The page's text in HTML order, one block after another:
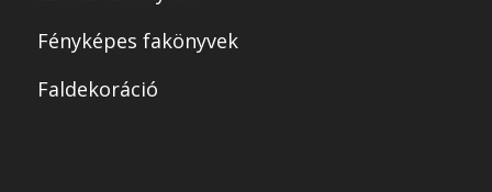
Fényképes fakönyvek
Faldekoráció